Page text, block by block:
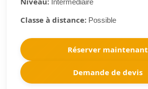
Intermédiaire
Classe à distance:Possible
Réserver maintenant
Demande de devis